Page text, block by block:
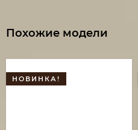
Похожие модели
НОВИНКА!